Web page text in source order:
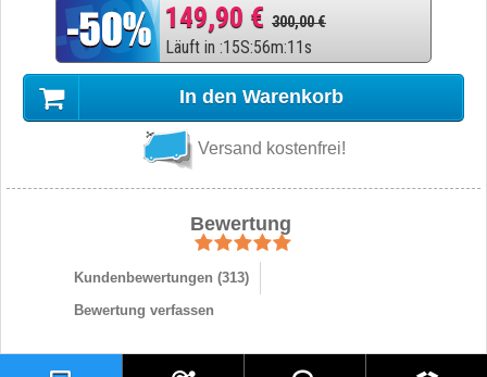
149,90 € 300,00 €
Läuft in :15S:56m:10s
In den Warenkorb
Versand kostenfrei!
Bewertung
Kundenbewertungen (313)
Bewertung verfassen